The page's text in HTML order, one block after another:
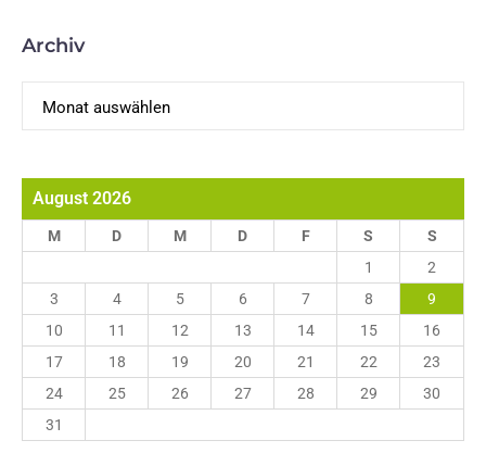
Archiv
Archiv
August 2026
M D M D F S
S
1
2
3
4 5 6 7 8
9
10
11 12 13 14 15
16
17
18 19 20 21 22
23
24
25 26 27 28 29
30
31